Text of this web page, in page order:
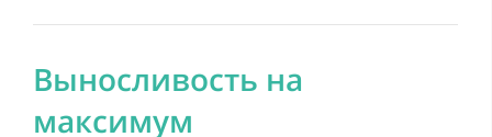
Выносливость на
максимум